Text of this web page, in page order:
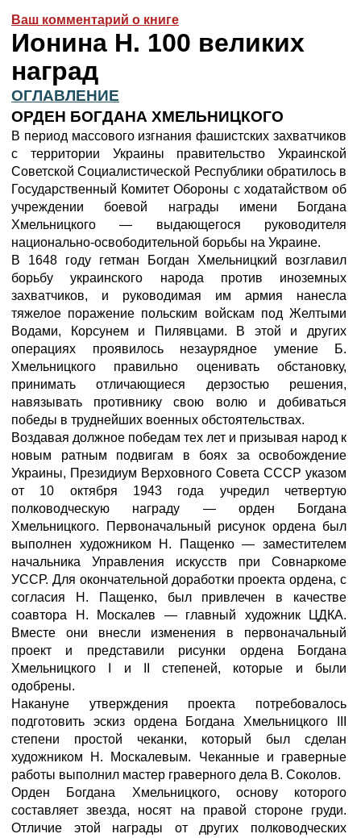
Ваш комментарий о книге
Ионина Н. 100 великих
наград
ОГЛАВЛЕНИЕ
ОРДЕН БОГДАНА ХМЕЛЬНИЦКОГО
В период массового изгнания фашистских захватчиков
с территории Украины правительство Украинской
Советской Социалистической Республики обратилось в
Государственный Комитет Обороны с ходатайством об
учреждении боевой награды имени Богдана
Хмельницкого — выдающегося руководителя
национально-освободительной борьбы на Украине.
В 1648 году гетман Богдан Хмельницкий возглавил
борьбу украинского народа против иноземных
захватчиков, и руководимая им армия нанесла
тяжелое поражение польским войскам под Желтыми
Водами, Корсунем и Пилявцами. В этой и других
операциях проявилось незаурядное умение Б.
Хмельницкого правильно оценивать обстановку,
принимать отличающиеся дерзостью решения,
навязывать противнику свою волю и добиваться
победы в труднейших военных обстоятельствах.
Воздавая должное победам тех лет и призывая народ к
новым ратным подвигам в боях за освобождение
Украины, Президиум Верховного Совета СССР указом
от 10 октября 1943 года учредил четвертую
полководческую награду — орден Богдана
Хмельницкого. Первоначальный рисунок ордена был
выполнен художником Н. Пащенко — заместителем
начальника Управления искусств при Совнаркоме
УССР. Для окончательной доработки проекта ордена, с
согласия Н. Пащенко, был привлечен в качестве
соавтора Н. Москалев — главный художник ЦДКА.
Вместе они внесли изменения в первоначальный
проект и представили рисунки ордена Богдана
Хмельницкого I и II степеней, которые и были
одобрены.
Накануне утверждения проекта потребовалось
подготовить эскиз ордена Богдана Хмельницкого III
степени простой чеканки, который был сделан
художником Н. Москалевым. Чеканные и граверные
работы выполнил мастер граверного дела В. Соколов.
Орден Богдана Хмельницкого, основу которого
составляет звезда, носят на правой стороне груди.
Отличие этой награды от других полководческих